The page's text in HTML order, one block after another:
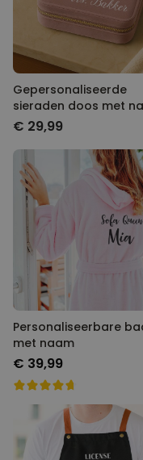
Gepersonaliseerde
sieraden doos met
€ 29,99
Personaliseerbare
met naam
€ 39,99